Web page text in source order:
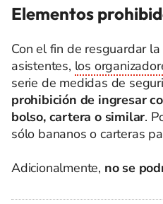
Elementos
Con el fin de resguardar
asistentes, los
serie de medidas de
prohibición de ingresar
bolso, cartera o similar.
sólo bananos o carteras
Adicionalmente, no se